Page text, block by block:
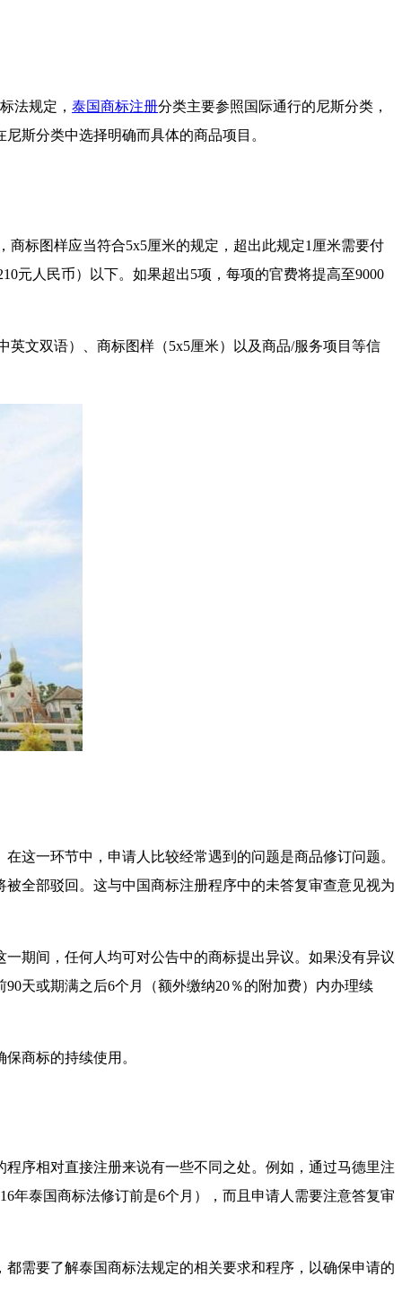
法规定， 泰国商标注册分类主要参照国际通行的尼斯分类，
斯分类中选择明确而具体的商品项目。
标图样应当符合5x5厘米的规定，超出此规定1厘米需要付
元人民币）以下。如果超出5项，每项的官费将提高至9000
文双语）、商标图样（5x5厘米）以及商品/服务项目等信
这一环节中，申请人比较经常遇到的问题是商品修订问题。
全部驳回。这与中国商标注册程序中的未答复审查意见视为
期间，任何人均可对公告中的商标提出异议。如果没有异议
天或期满之后6个月（额外缴纳20％的附加费）内办理续
商标的持续使用。
序相对直接注册来说有一些不同之处。例如，通过马德里注
年泰国商标法修订前是6个月），而且申请人需要注意答复审
需要了解泰国商标法规定的相关要求和程序，以确保申请的